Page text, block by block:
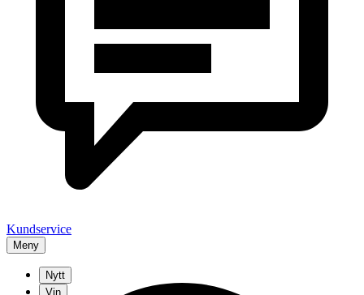
Kundservice
Meny
Nytt
Vin